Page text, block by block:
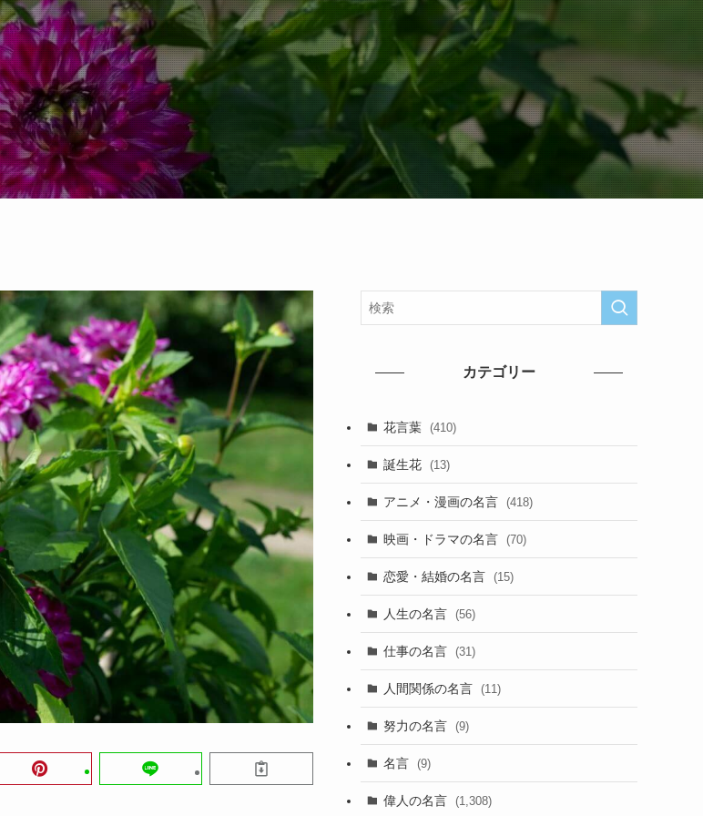
カテゴリー
花言葉 (410)
誕生花 (13)
アニメ・漫画の名言 (418)
映画・ドラマの名言 (70)
恋愛・結婚の名言 (15)
人生の名言 (56)
仕事の名言 (31)
人間関係の名言 (11)
努力の名言 (9)
名言 (9)
偉人の名言 (1,308)